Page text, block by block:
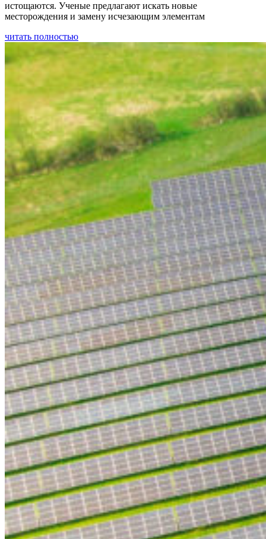
истощаются. Ученые предлагают искать новые
месторождения и замену исчезающим элементам
читать полностью